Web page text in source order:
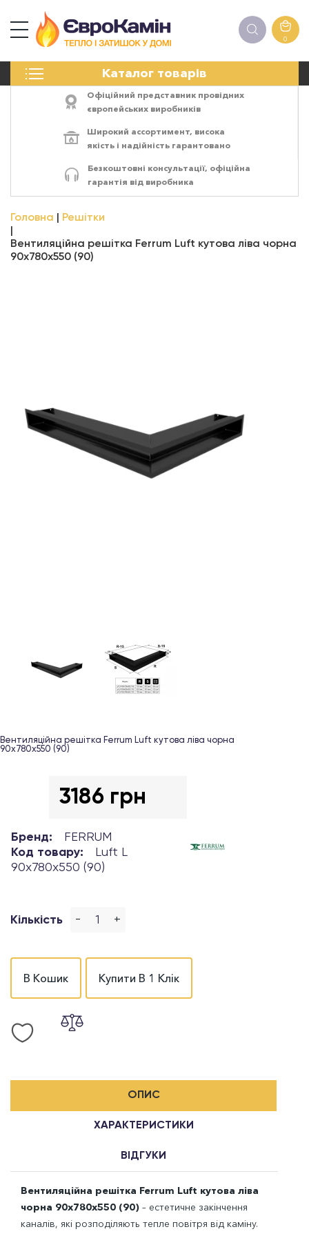
0
Каталог товарів
ПЕЧІ
ЕЛЕКТРОКАМІНИ
АКСЕСУАРИ
Офіційний представник провідних
європейських виробників
Широкий ассортимент, висока
якість і надійність гарантовано
Безкоштовні консультації, офіційна
гарантія від виробника
Головна Решітки
Вентиляційна решітка Ferrum Luft кутова ліва чорна
90х780х550 (90)
Вентиляційна решітка Ferrum Luft кутова ліва чорна
90х780х550 (90)
3186 грн
Бренд:
FERRUM
Код товару:
Luft L
90х780х550 (90)
Кількість - +
В Кошик Купити В 1 Клік
ОПИС
ХАРАКТЕРИСТИКИ
ВІДГУКИ
Вентиляційна решітка Ferrum Luft кутова ліва
чорна 90х780х550 (90) – естетичне закінчення
каналів, які розподіляють тепле повітря від каміну.